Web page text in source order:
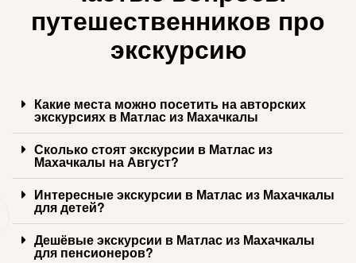
путешественников про
экскурсию
Какие места можно посетить на авторских
экскурсиях в Матлас из Махачкалы
Сколько стоят экскурсии в Матлас из
Махачкалы на Август?
Интересные экскурсии в Матлас из Махачкалы
для детей?
Дешёвые экскурсии в Матлас из Махачкалы
для пенсионеров?